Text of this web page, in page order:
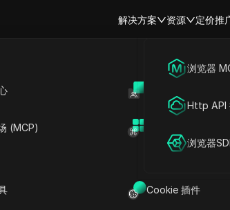
解决方案
海外社媒营
广告投放
账号共享
资源
(MCP)
Cookie 插件
定价推
浏览器
Http API
浏览器
共享
入门版、
AI 专业版和